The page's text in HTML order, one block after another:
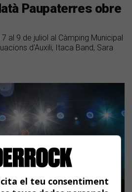
Paupaterres obre
al 9 de juliol al Càmping Municipal
d'Auxili, Itaca Band, Sara
el teu consentiment